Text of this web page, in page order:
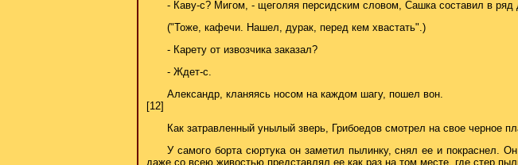
- Каву-с? Мигом, - щеголяя персидским словом, Сашка составил в ряд
("Тоже, кафечи. Нашел, дурак, перед кем хвастать".)
- Карету от извозчика заказал?
- Ждет-с.
Александр, кланяясь носом на каждом шагу, пошел вон.
[12]
Как затравленный унылый зверь, Грибоедов смотрел на свое черное
У самого борта сюртука он заметил пылинку, снял ее и покраснел.
даже со всею живостью представлял ее как раз на том месте, где стер